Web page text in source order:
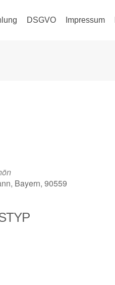
DSGVO Impressum
Bayern, 90559